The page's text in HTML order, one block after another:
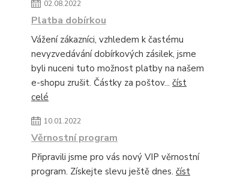
02.08.2022
Platba dobírkou
Vážení zákazníci, vzhledem k častému
nevyzvedávání dobírkových zásilek, jsme
byli nuceni tuto možnost platby na našem
e-shopu zrušit. Částky za poštov... číst
celé
10.01.2022
Věrnostní program
Připravili jsme pro vás nový VIP věrnostní
program. Získejte slevu ještě dnes. číst